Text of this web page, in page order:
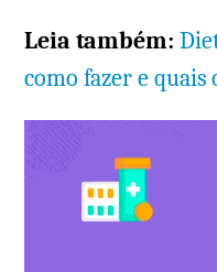
Leia também:
como fazer e quais